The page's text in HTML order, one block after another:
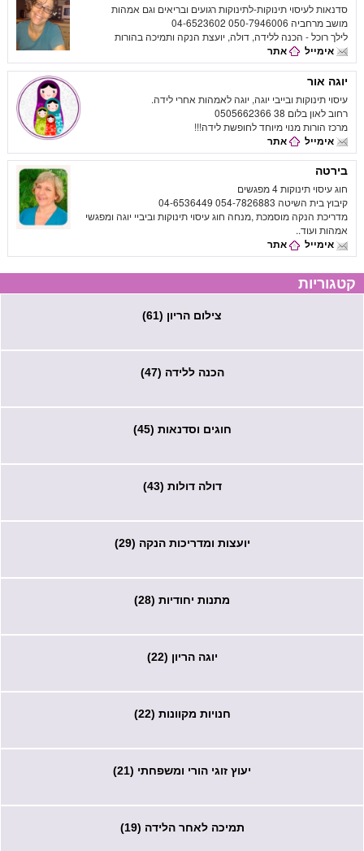
סדנאות לעיסוי תינוקות-לתינוקות רגועים ובריאים וגם אמהות
מושב מרחביה 050-7946006 04-6523602
לילך רוכל - הכנה ללידה, דולה, יועצת הנקה ותמיכה בהורות
אימייל אתר
יוגה אור
עיסוי תינוקות ובייבי יוגה, יוגה לאמהות אחרי לידה.
רחוב לאון בלום 38 0505662366
מרכז הורות מנוי מיוחד לחופשת לידה!!!
אימייל אתר
בירטה
חוג עיסוי תינוקות 4 מפגשים
קיבוץ בית השיטה 054-7826883 04-6536449
מדריכת הנקה מוסמכת ,מנחה חוג עיסוי תינוקות וביביי יוגה ומפגשי
אמהות ועוד..
אימייל אתר
קטגוריות
צילום הריון (61)
הכנה ללידה (47)
חוגים וסדנאות (45)
דולה דולות (43)
יועצות ומדריכות הנקה (29)
מתנות יחודיות (28)
יוגה הריון (22)
חנויות מקוונות (22)
יעוץ זוגי הורי ומשפחתי (21)
תמיכה לאחר הלידה (19)